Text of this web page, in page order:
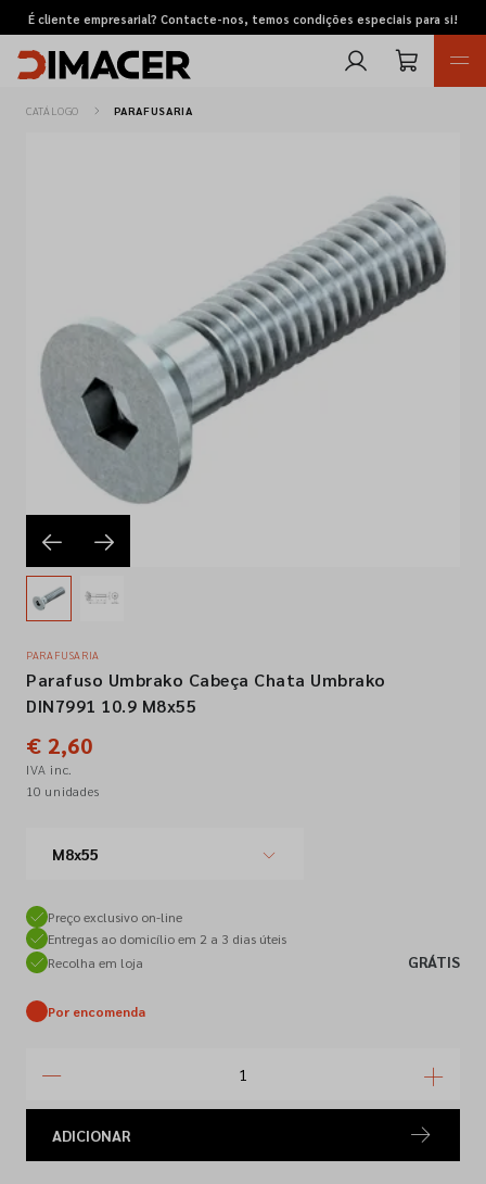
É cliente empresarial? Contacte-nos, temos condições especiais para si!
Pedidos de cotação
Marcas
Favoritos
Empresa
Contactos
Siga-nos nas redes sociais
CATÁLOGO PARAFUSARIA
PARAFUSARIA
Parafuso Umbrako Cabeça Chata Umbrako
DIN7991 10.9 M8x55
€ 2,60
IVA inc.
10 unidades
M8x55
Preço exclusivo on-line
Entregas ao domicílio em 2 a 3 dias úteis
Recolha em loja
GRÁTIS
Por encomenda
ADICIONAR